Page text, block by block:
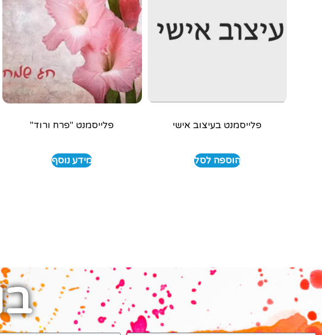
פלייסמנט בעיצוב אישי
הוספה לסל
פלייסמנט "פרח ורוד"
מידע נוסף